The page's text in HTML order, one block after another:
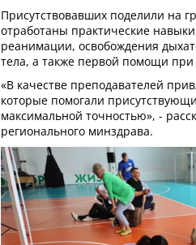
Присутствовавших поделили на
отработаны практические
реанимации, освобождения
тела, а также первой помощи при
«В качестве преподавателей
которые помогали
максимальной точностью», -
регионального минздрава.